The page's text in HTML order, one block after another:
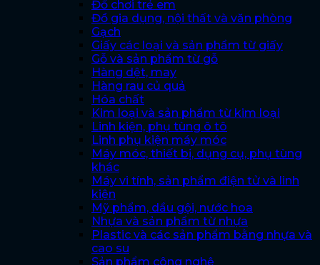
Đồ chơi trẻ em
Đồ gia dụng, nội thất và văn phòng
Gạch
Giấy các loại và sản phẩm từ giấy
Gỗ và sản phẩm từ gỗ
Hàng dệt, may
Hàng rau củ quả
Hóa chất
Kim loại và sản phẩm từ kim loại
Linh kiện, phụ tùng ô tô
Linh phụ kiện máy móc
Máy móc, thiết bị, dụng cụ, phụ tùng
khác
Máy vi tính, sản phẩm điện tử và linh
kiện
Mỹ phẩm, dầu gội, nước hoa
Nhựa và sản phẩm từ nhựa
Plastic và các sản phẩm bằng nhựa và
cao su
Sản phẩm công nghệ